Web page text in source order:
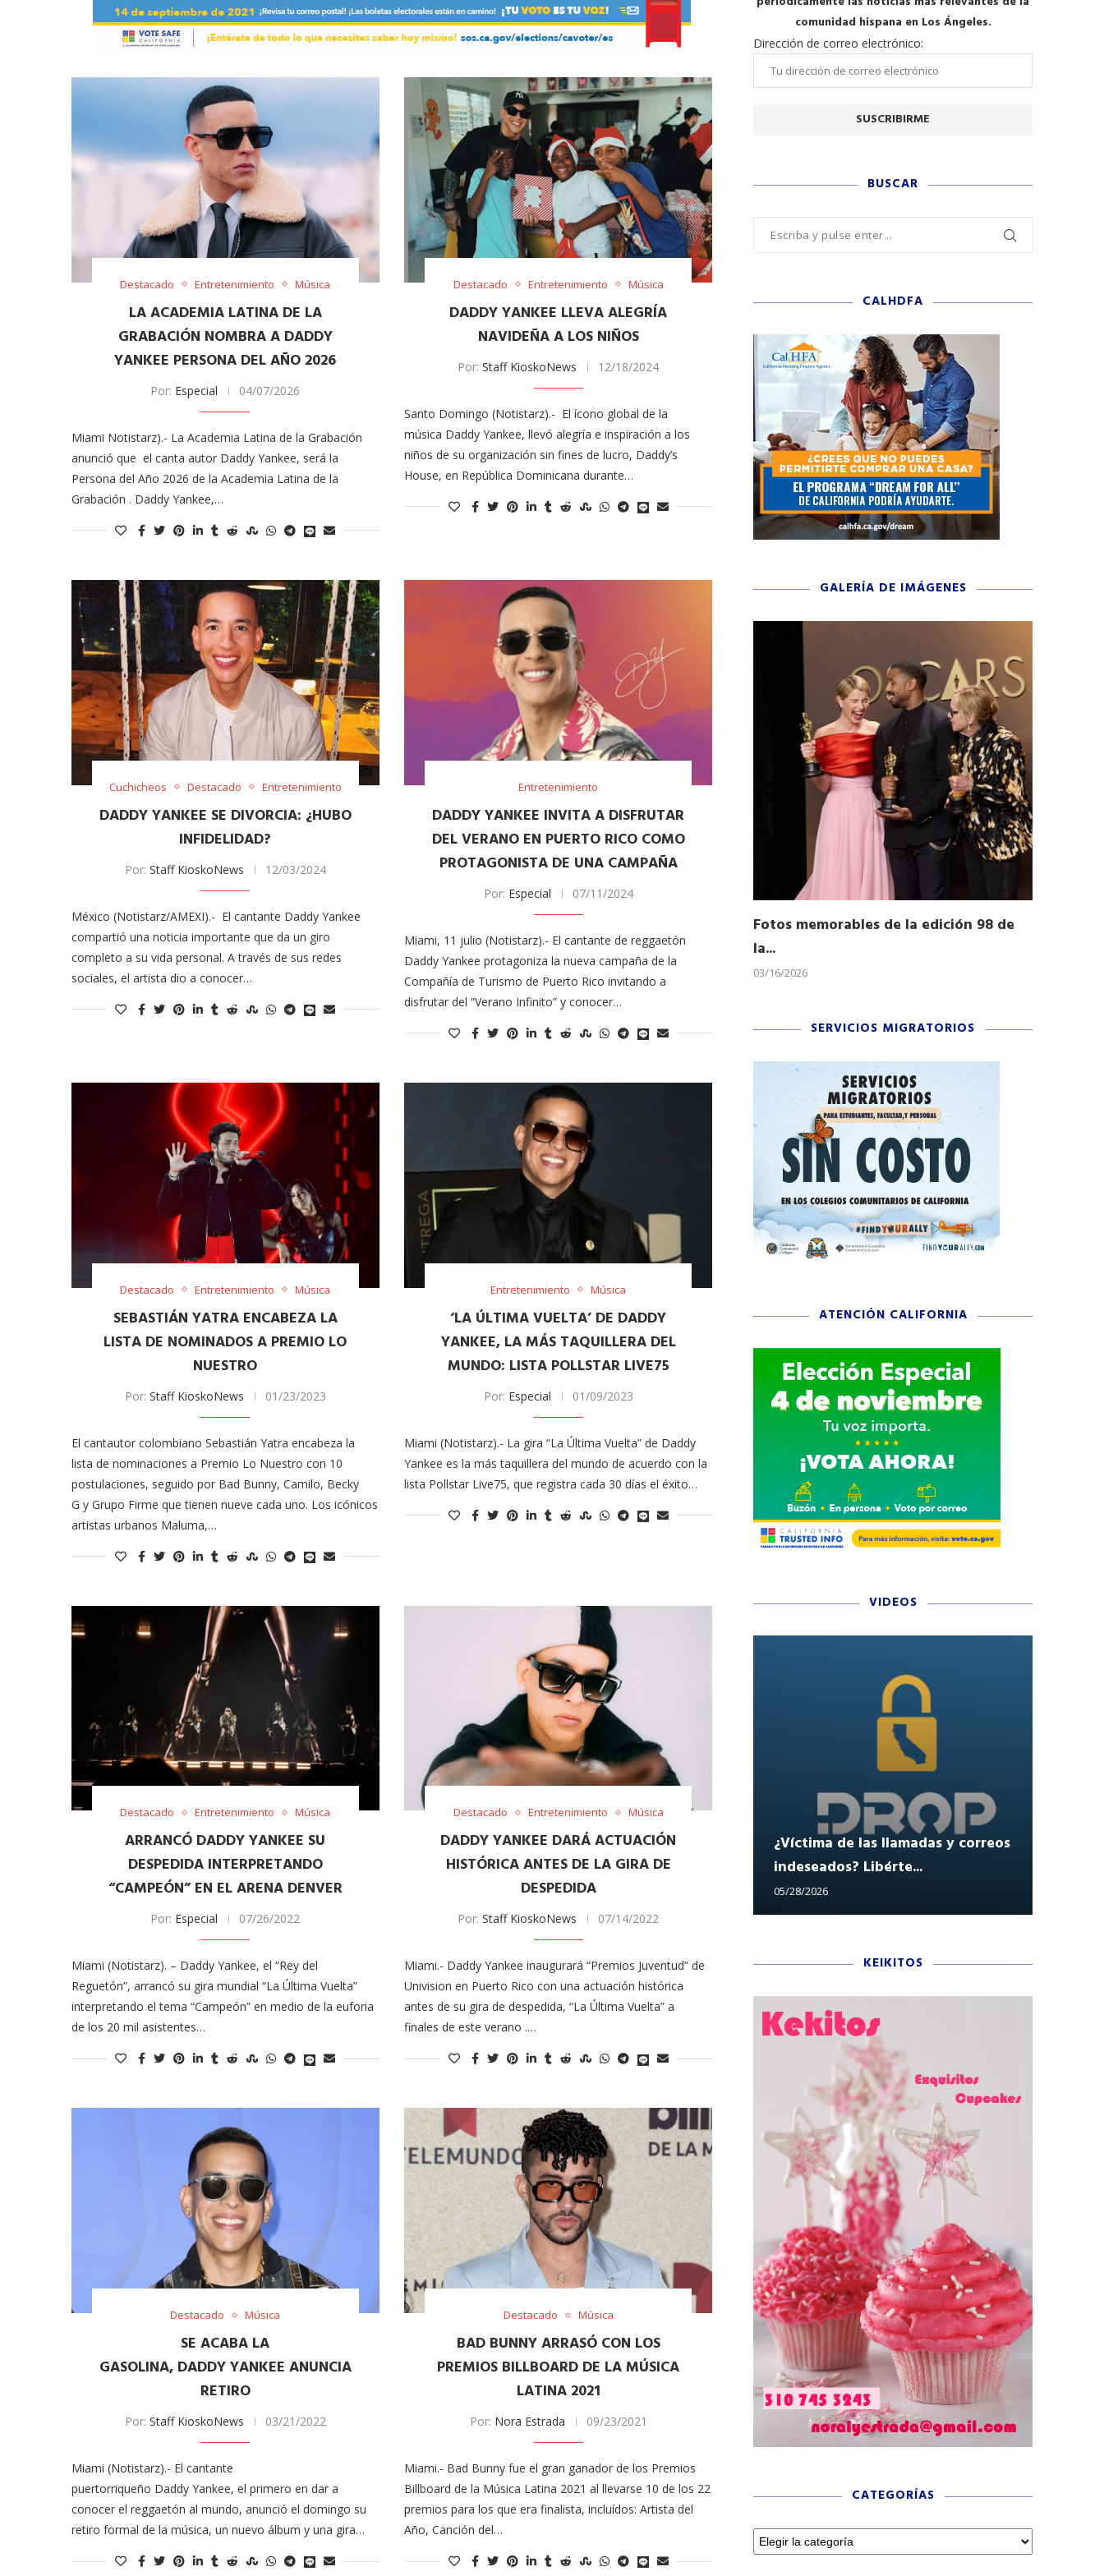
Destacado Entretenimiento Música
LA ACADEMIA LATINA DE LA
GRABACIÓN NOMBRA A DADDY
YANKEE PERSONA DEL AÑO 2026
Por: Especial 04/07/2026
Miami Notistarz).- La Academia Latina de la Grabación
anunció que el canta autor Daddy Yankee, será la
Persona del Año 2026 de la Academia Latina de la
Grabación . Daddy Yankee,…
Destacado Entretenimiento Música
DADDY YANKEE LLEVA ALEGRÍA
NAVIDEÑA A LOS NIÑOS
Por:Staff KioskoNews 12/18/2024
Santo Domingo (Notistarz).- El ícono global de la
música Daddy Yankee, llevó alegría e inspiración a los
niños de su organización sin fines de lucro, Daddy’s
House, en República Dominicana durante…
Cuchicheos Destacado Entretenimiento
DADDY YANKEE SE DIVORCIA: ¿HUBO
INFIDELIDAD?
Por: Staff KioskoNews 12/03/2024
México (Notistarz/AMEXI).- El cantante Daddy Yankee
compartió una noticia importante que da un giro
completo a su vida personal. A través de sus redes
sociales, el artista dio a conocer…
Entretenimiento
DADDY YANKEE INVITA A DISFRUTAR
DEL VERANO EN PUERTO RICO COMO
PROTAGONISTA DE UNA CAMPAÑA
Por: Especial 07/11/2024
Miami, 11 julio (Notistarz).- El cantante de reggaetón
Daddy Yankee protagoniza la nueva campaña de la
Compañía de Turismo de Puerto Rico invitando a
disfrutar del “Verano Infinito” y conocer…
Destacado Entretenimiento Música
SEBASTIÁN YATRA ENCABEZA LA
LISTA DE NOMINADOS A PREMIO LO
NUESTRO
Por: Staff KioskoNews 01/23/2023
El cantautor colombiano Sebastián Yatra encabeza la
lista de nominaciones a Premio Lo Nuestro con 10
postulaciones, seguido por Bad Bunny, Camilo, Becky
G y Grupo Firme que tienen nueve cada uno. Los icónicos
artistas urbanos Maluma,…
Entretenimiento Música
‘LA ÚLTIMA VUELTA’ DE DADDY
YANKEE, LA MÁS TAQUILLERA DEL
MUNDO: LISTA POLLSTAR LIVE75
Por: Especial 01/09/2023
Miami (Notistarz).- La gira “La Última Vuelta” de Daddy
Yankee es la más taquillera del mundo de acuerdo con la
lista Pollstar Live75, que registra cada 30 días el éxito…
Destacado Entretenimiento Música
ARRANCÓ DADDY YANKEE SU
DESPEDIDA INTERPRETANDO
“CAMPEÓN” EN EL ARENA DENVER
Por: Especial 07/26/2022
Miami (Notistarz). – Daddy Yankee, el “Rey del
Reguetón”, arrancó su gira mundial “La Última Vuelta”
interpretando el tema “Campeón” en medio de la euforia
de los 20 mil asistentes…
Destacado Entretenimiento Música
DADDY YANKEE DARÁ ACTUACIÓN
HISTÓRICA ANTES DE LA GIRA DE
DESPEDIDA
Por:Staff KioskoNews 07/14/2022
Miami.- Daddy Yankee inaugurará “Premios Juventud” de
Univision en Puerto Rico con una actuación histórica
antes de su gira de despedida, “La Última Vuelta” a
finales de este verano .…
Destacado Música
SE ACABA LA
GASOLINA, DADDY YANKEE ANUNCIA
RETIRO
Por: Staff KioskoNews 03/21/2022
Miami (Notistarz).- El cantante
puertorriqueño Daddy Yankee, el primero en dar a
conocer el reggaetón al mundo, anunció el domingo su
retiro formal de la música, un nuevo álbum y una gira…
Destacado Música
BAD BUNNY ARRASÓ CON LOS
PREMIOS BILLBOARD DE LA MÚSICA
LATINA 2021
Por: Nora Estrada 09/23/2021
Miami.- Bad Bunny fue el gran ganador de los Premios
Billboard de la Música Latina 2021 al llevarse 10 de los 22
premios para los que era finalista, incluídos: Artista del
Año, Canción del…
comunidad hispana en Los Ángeles.
Dirección de correo electrónico:
BUSCAR
CALHDFA
GALERÍA DE IMÁGENES
imágenes de ‘Velvet
Fabiola Guajardo e Iván Arana recorren
alfombra roja...
02/09/2025
11/20/2024
Fotos memorables de la edición 98 de
la...
03/16/2026
SERVICIOS MIGRATORIOS
ATENCIÓN CALIFORNIA
VIDEOS
habla sobre su
A former acting director of the
CDC claims...
03/18/2026
Tu voz importa ¡Sal a votar!
11/03/2025
¿Víctima de las llamadas y correos
indeseados? Libérte...
05/28/2026
KEIKITOS
CATEGORÍAS